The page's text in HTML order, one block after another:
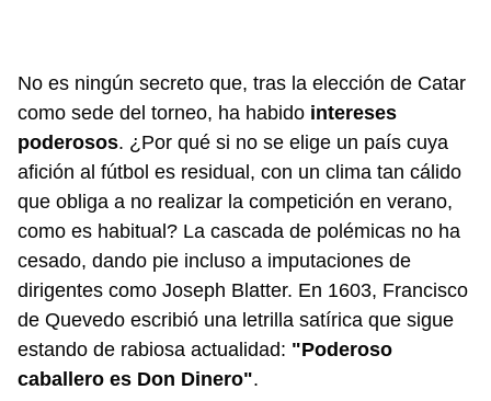
No es ningún secreto que, tras la elección de Catar
como sede del torneo, ha habido intereses
poderosos. ¿Por qué si no se elige un país cuya
afición al fútbol es residual, con un clima tan cálido
que obliga a no realizar la competición en verano,
como es habitual? La cascada de polémicas no ha
cesado, dando pie incluso a imputaciones de
dirigentes como Joseph Blatter. En 1603, Francisco
de Quevedo escribió una letrilla satírica que sigue
estando de rabiosa actualidad: "Poderoso
caballero es Don Dinero".